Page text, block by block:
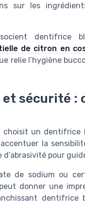
sur les
dentifrice
de citron en
relie l’hygiène
sécurité :
choisit un dentifrice
la
pour
de sodium ou
donner une